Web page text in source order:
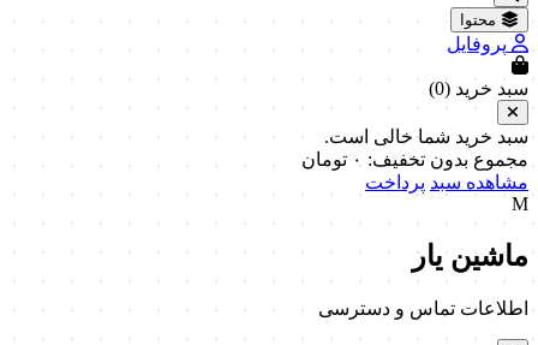
محتوا
پروفایل
سبد خرید (0
)
سبد خرید شما خالی است.
مجموع بدون تخفیف: ۰ تومان
مشاهده سبد پرداخت
M
ماشین یار
اطلاعات تماس و دسترسی